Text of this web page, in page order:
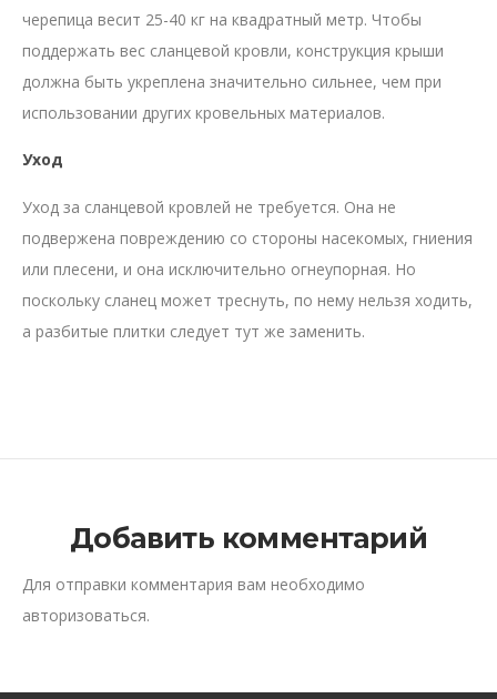
черепица весит 25-40 кг на квадратный метр. Чтобы
поддержать вес сланцевой кровли, конструкция крыши
должна быть укреплена значительно сильнее, чем при
использовании других кровельных материалов.
Уход
Уход за сланцевой кровлей не требуется. Она не
подвержена повреждению со стороны насекомых, гниения
или плесени, и она исключительно огнеупорная. Но
поскольку сланец может треснуть, по нему нельзя ходить,
а разбитые плитки следует тут же заменить.
Добавить комментарий
Для отправки комментария вам необходимо
авторизоваться.